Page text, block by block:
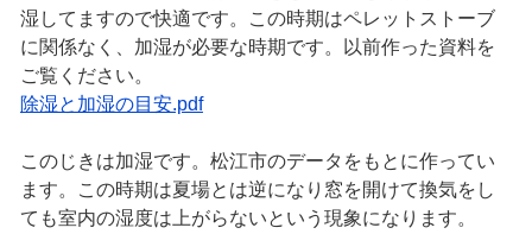
湿してますので快適です。この時期はペレットストーブ
に関係なく、加湿が必要な時期です。以前作った資料を
ご覧ください。
除湿と加湿の目安.pdf
このじきは加湿です。松江市のデータをもとに作ってい
ます。この時期は夏場とは逆になり窓を開けて換気をし
ても室内の湿度は上がらないという現象になります。